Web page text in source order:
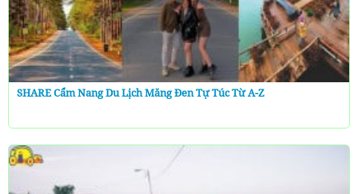
SHARE Cẩm Nang Du Lịch Măng Đen Tự Túc Từ A-Z